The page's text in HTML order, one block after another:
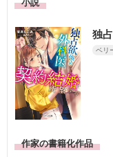
小説
独
ベリ
作家の書籍化作品